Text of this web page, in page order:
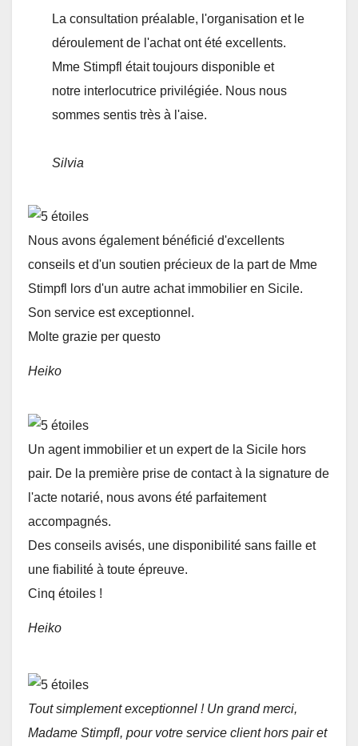
La consultation préalable, l'organisation et le
déroulement de l'achat ont été excellents.
Mme Stimpfl était toujours disponible et
notre interlocutrice privilégiée. Nous nous
sommes sentis très à l'aise.
Silvia
Nous avons également bénéficié d'excellents
conseils et d'un soutien précieux de la part de Mme
Stimpfl lors d'un autre achat immobilier en Sicile.
Son service est exceptionnel.
Molte grazie per questo
Heiko
Un agent immobilier et un expert de la Sicile hors
pair. De la première prise de contact à la signature de
l'acte notarié, nous avons été parfaitement
accompagnés.
Des conseils avisés, une disponibilité sans faille et
une fiabilité à toute épreuve.
Cinq étoiles !
Heiko
Tout simplement exceptionnel ! Un grand merci,
Madame Stimpfl, pour votre service client hors pair et